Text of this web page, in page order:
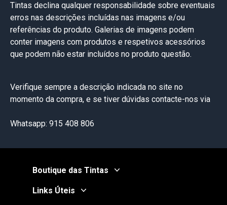
Tintas declina qualquer responsabilidade sobre eventuais
erros nas descrições incluídas nas imagens e/ou
referências do produto. Galerias de imagens podem
conter imagens com produtos e respetivos acessórios
que podem não estar incluídos no produto questão.
Verifique sempre a descrição indicada no site no
momento da compra, e se tiver dúvidas contacte-nos via
Whatsapp: 915 408 806
Boutique das Tintas
Links Úteis